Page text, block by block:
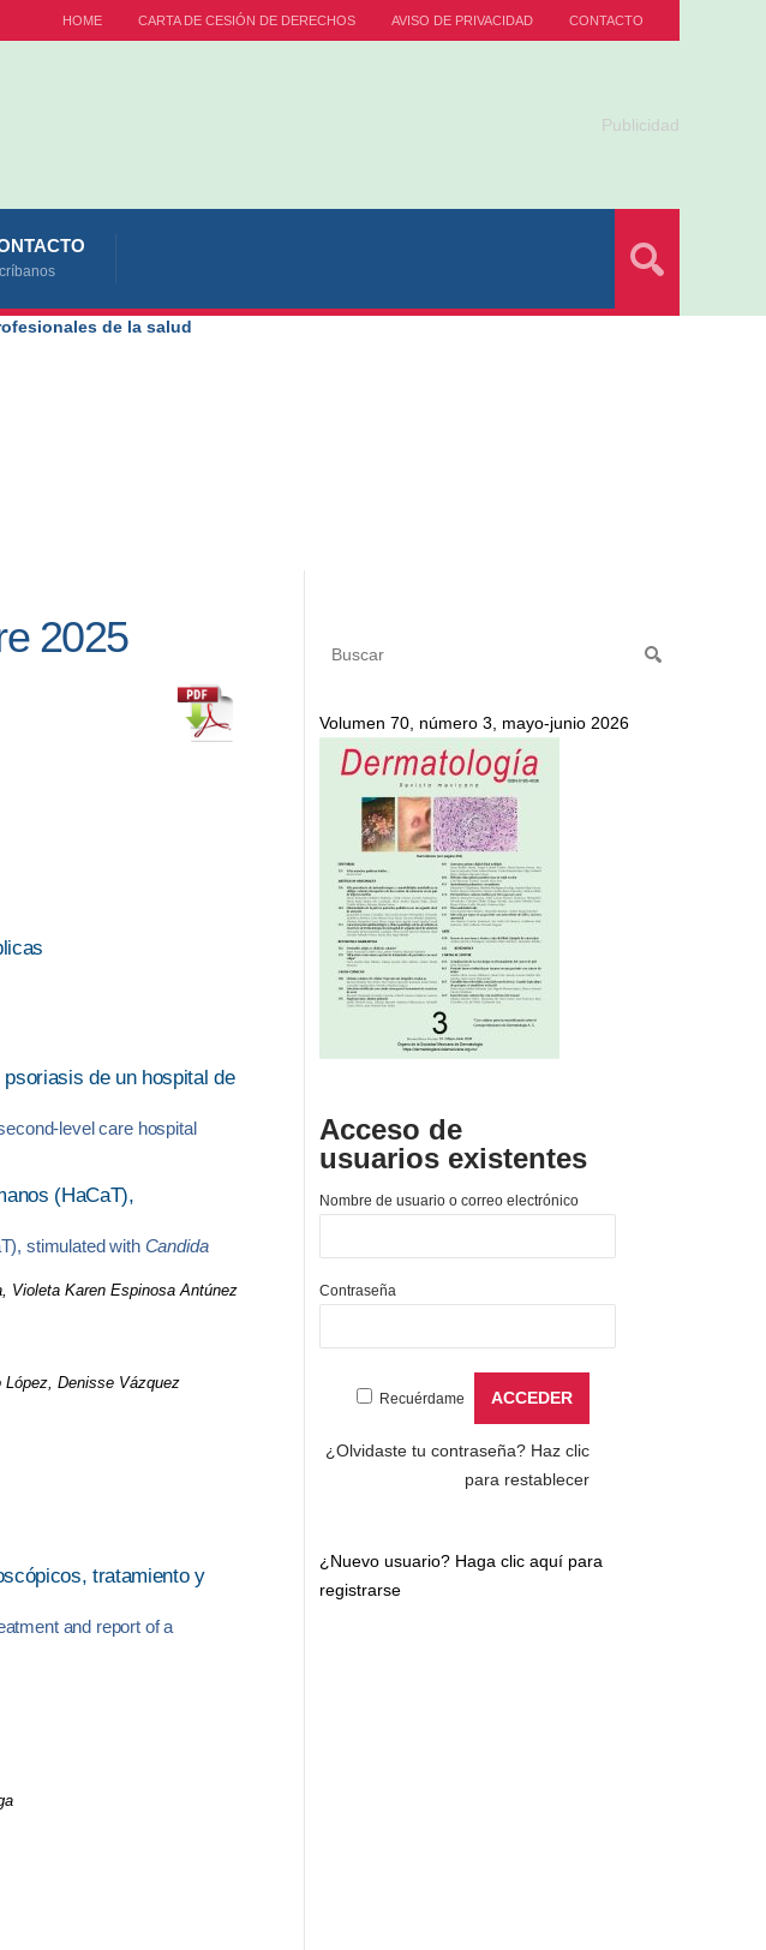
HOME CARTA DE CESIÓN DE DERECHOS AVISO DE PRIVACIDAD CONTACTO
Publicidad
de la salud
2025
de un hospital de
level care hospital
(HaCaT),
stimulated with Candida
Violeta Karen Espinosa Antúnez
Denisse Vázquez
tratamiento y
and report of a
Volumen 70, número 3, mayo-junio 2026
Acceso de
usuarios existentes
Nombre de usuario o correo electrónico
Contraseña
Recuérdame
¿Olvidaste tu contraseña? Haz clic
para restablecer
¿Nuevo usuario? Haga clic aquí para
registrarse